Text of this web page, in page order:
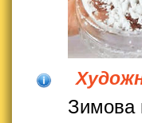
Зимова